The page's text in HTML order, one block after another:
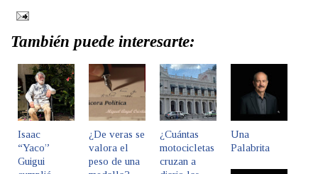
También puede interesarte:
Isaac
“Yaco”
Guigui
¿De veras se
valora el
peso de una
¿Cuántas
motocicletas
cruzan a
Una
Palabrita